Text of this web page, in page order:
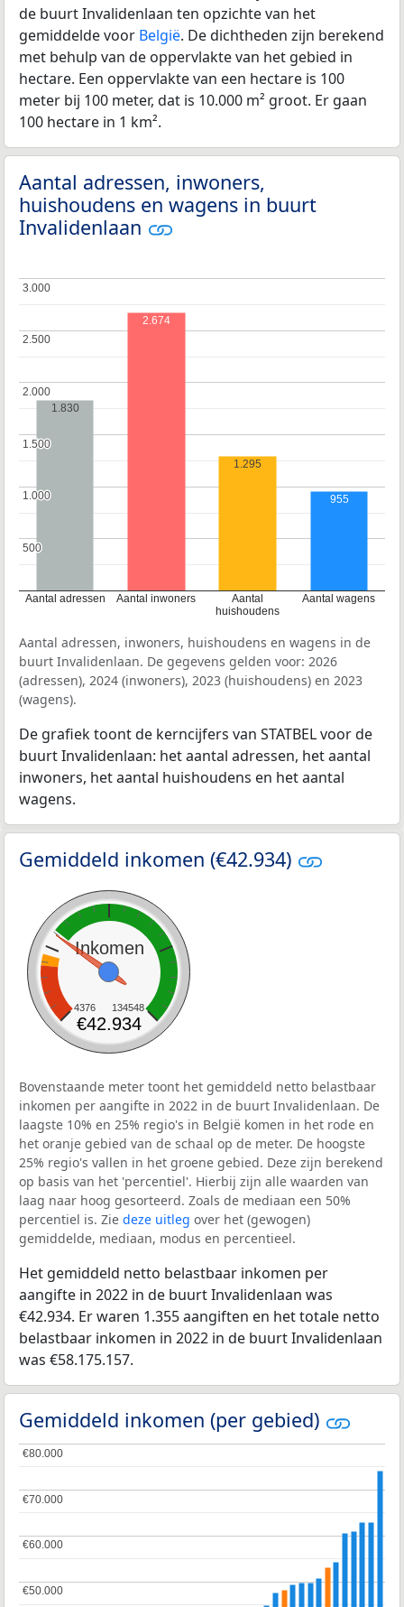
de buurt Invalidenlaan ten opzichte van het
gemiddelde voor België. De dichtheden zijn berekend
met behulp van de oppervlakte van het gebied in
hectare. Een oppervlakte van een hectare is 100
meter bij 100 meter, dat is 10.000 m² groot. Er gaan
100 hectare in 1 km².
Aantal adressen, inwoners,
huishoudens en wagens in buurt
Invalidenlaan
Aantal adressen Aantal inwoners
Aantal
huishoudens
Aantal wagens
500
500
1.000
1.000
1.500
1.500
2.000
2.000
2.500
2.500
3.000
3.000
1.830
2.674
1.295
955
Aantal adressen, inwoners, huishoudens en wagens in de
buurt Invalidenlaan. De gegevens gelden voor: 2026
(adressen), 2024 (inwoners), 2023 (huishoudens) en 2023
(wagens).
De grafiek toont de kerncijfers van STATBEL voor de
buurt Invalidenlaan: het aantal adressen, het aantal
inwoners, het aantal huishoudens en het aantal
wagens.
Gemiddeld inkomen (€42.934)
Inkomen
4376 134548
€42.934
Bovenstaande meter toont het gemiddeld netto belastbaar
inkomen per aangifte in 2022 in de buurt Invalidenlaan. De
laagste 10% en 25% regio's in België komen in het rode en
het oranje gebied van de schaal op de meter. De hoogste
25% regio's vallen in het groene gebied. Deze zijn berekend
op basis van het 'percentiel'. Hierbij zijn alle waarden van
laag naar hoog gesorteerd. Zoals de mediaan een 50%
percentiel is. Zie deze uitleg over het (gewogen)
gemiddelde, mediaan, modus en percentieel.
Het gemiddeld netto belastbaar inkomen per
aangifte in 2022 in de buurt Invalidenlaan was
€42.934. Er waren 1.355 aangiften en het totale netto
belastbaar inkomen in 2022 in de buurt Invalidenlaan
was €58.175.157.
Gemiddeld inkomen (per gebied)
€50.000
€50.000
€60.000
€60.000
€70.000
€70.000
€80.000
€80.000